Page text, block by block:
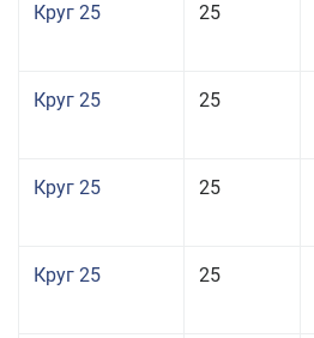
Круг 25 25
Круг 25 25
Круг 25 25
Круг 25 25